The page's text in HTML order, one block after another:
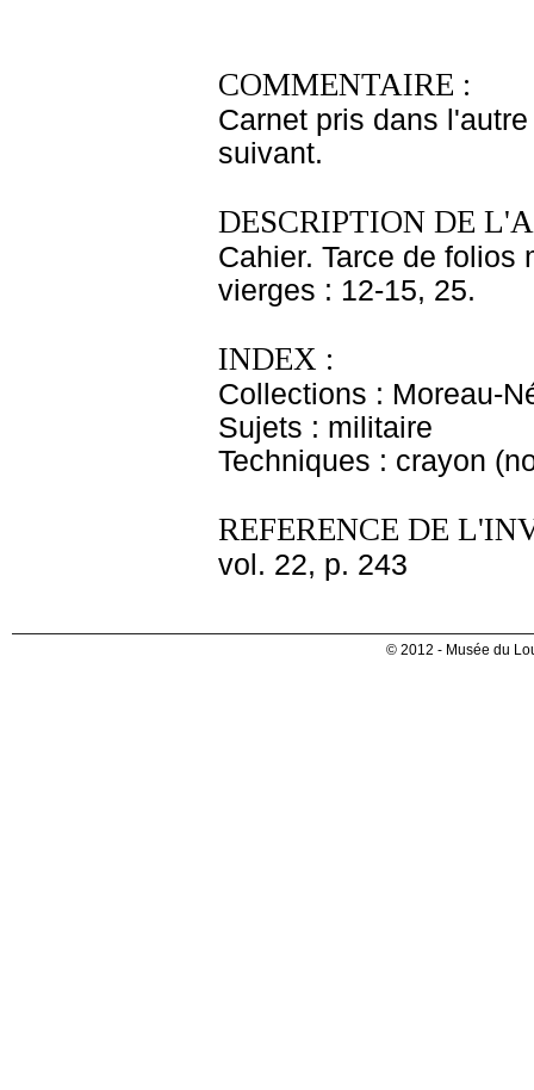
COMMENTAIRE :
Carnet pris dans
suivant.
DESCRIPTION DE
Cahier. Tarce de folios
vierges : 12-15, 25.
INDEX :
Collections : Moreau-
Sujets : militaire
Techniques : crayon
REFERENCE DE
vol. 22, p. 243
© 2012 - Musée du